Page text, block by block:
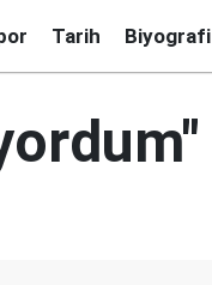
Tarih Biyografi